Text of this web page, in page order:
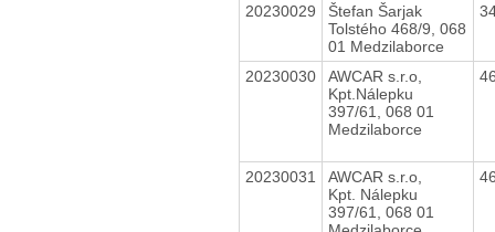
20230029
Štefan Šarjak
Tolstého 468/9, 068
01 Medzilaborce
20230030
AWCAR s.r.o,
Kpt.Nálepku
397/61, 068 01
Medzilaborce
20230031
AWCAR s.r.o,
Kpt. Nálepku
397/61, 068 01